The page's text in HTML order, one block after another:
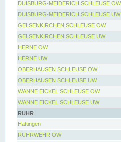
DUISBURG-MEIDERICH SCHLEUSE OW
DUISBURG-MEIDERICH SCHLEUSE UW
GELSENKIRCHEN SCHLEUSE OW
GELSENKIRCHEN SCHLEUSE UW
HERNE OW
HERNE UW
OBERHAUSEN SCHLEUSE OW
OBERHAUSEN SCHLEUSE UW
WANNE EICKEL SCHLEUSE OW
WANNE EICKEL SCHLEUSE UW
RUHR
Hattingen
RUHRWEHR OW